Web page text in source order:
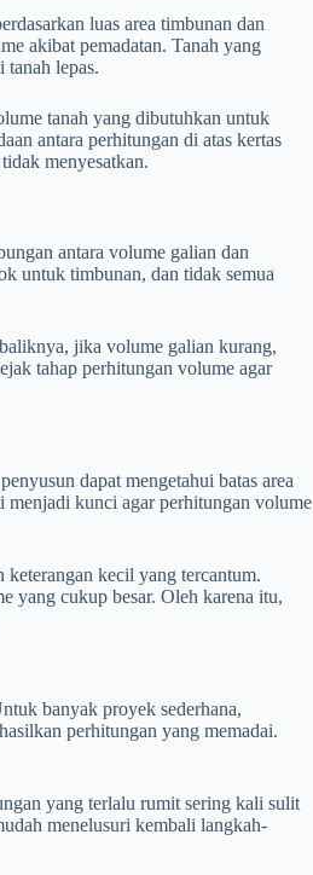
luas area timbunan dan
akibat pemadatan. Tanah yang
lepas.
tanah yang dibutuhkan untuk
antara perhitungan di atas kertas
menyesatkan.
antara volume galian dan
untuk timbunan, dan tidak semua
jika volume galian kurang,
tahap perhitungan volume agar
dapat mengetahui batas area
menjadi kunci agar perhitungan volume
keterangan kecil yang tercantum.
yang cukup besar. Oleh karena itu,
banyak proyek sederhana,
perhitungan yang memadai.
yang terlalu rumit sering kali sulit
menelusuri kembali langkah-